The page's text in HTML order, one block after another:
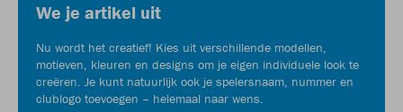
We je artikel uit
Nu wordt het creatief! Kies uit verschillende modellen,
motieven, kleuren en designs om je eigen individuele look te
creëren. Je kunt natuurlijk ook je spelersnaam, nummer en
clublogo toevoegen – helemaal naar wens.